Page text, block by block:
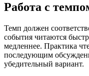
Работа с
Темп должен
события читаются
медленнее. Практика
последующим
убедительный вариант.